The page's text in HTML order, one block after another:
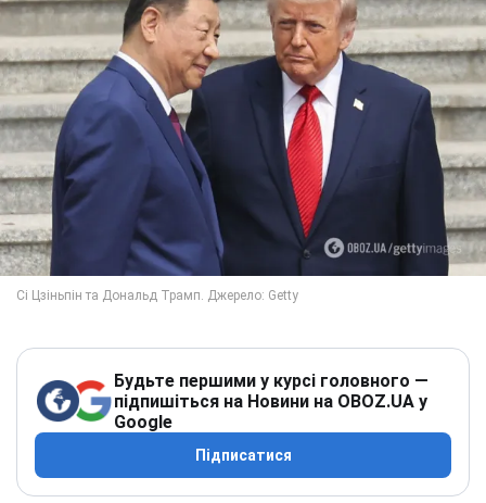
Будьте першими у курсі головного —
підпишіться на Новини на OBOZ.UA у
Google
Підписатися